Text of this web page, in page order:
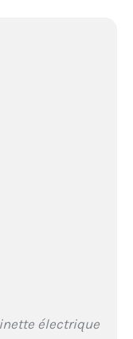
zones
en
(19 km/h):
équilibrant
km/h): Pour
précis.
de Freinage
routes
de
avant
pour
surfaces
de freinage
avant +
freinageélectrique